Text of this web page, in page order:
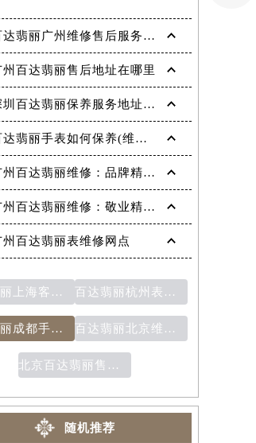
百达翡丽广州维修售后服务地址
州百达翡丽售后地址在哪里
深圳百达翡丽保养服务地址(售后服务点)
百达翡丽手表如何保养(维修服务网点)
广州百达翡丽维修：品牌精良，修复无忧
广州百达翡丽维修：敬业精湛的钟表复原技艺
州百达翡丽表维修网点
百达翡丽上海客服：提供卓越的服务和支持 百达翡丽杭州表售后维修点：专业维修您的名贵腕表！
百达翡丽成都手表售后服务：一流品质无与伦比的售后体验 百达翡丽北京维修地点：解决您手表问题的首选服务商
北京百达翡丽售后维修中心(维修点售后服务中心)
随机推荐